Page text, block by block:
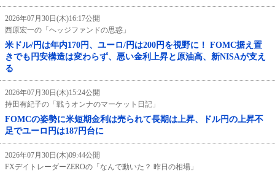
2026年07月30日(木)16:17公開
西原宏一の「ヘッジファンドの思惑」
米ドル/円は年内170円、ユーロ/円は200円を視野に！ FOMC据え置
きでも円安構造は変わらず、悪い金利上昇と原油高、新NISAが支え
る
2026年07月30日(木)15:24公開
持田有紀子の「戦うオンナのマーケット日記」
FOMCの姿勢に米短期金利は売られて長期は上昇、ドル円の上昇不
足でユーロ円は187円台に
2026年07月30日(木)09:44公開
FXデイトレーダーZEROの「なんで動いた？ 昨日の相場」